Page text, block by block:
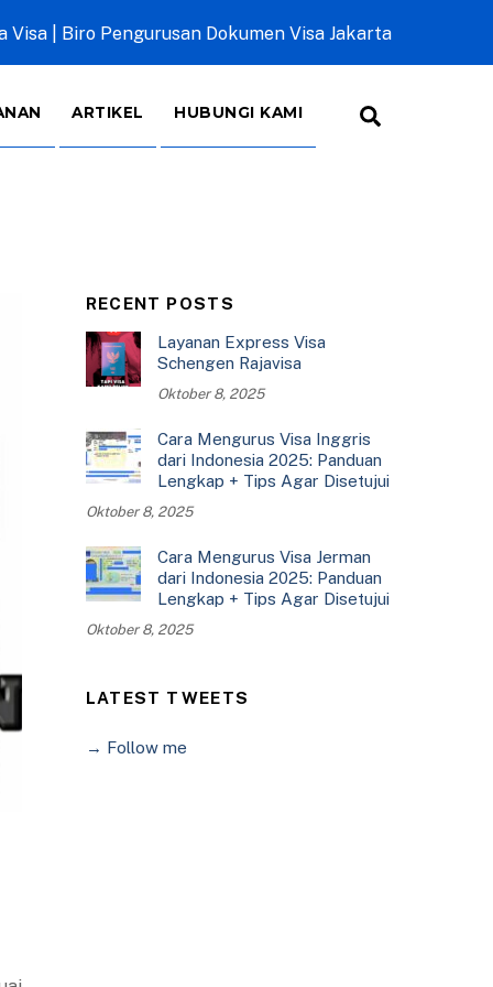
Visa | Biro Pengurusan Dokumen Visa Jakarta
ARTIKEL HUBUNGI KAMI
RECENT POSTS
Layanan Express Visa
Schengen Rajavisa
Oktober 8, 2025
Cara Mengurus Visa Inggris
dari Indonesia 2025: Panduan
Lengkap + Tips Agar Disetujui
Oktober 8, 2025
Cara Mengurus Visa Jerman
dari Indonesia 2025: Panduan
Lengkap + Tips Agar Disetujui
Oktober 8, 2025
LATEST TWEETS
→ Follow me